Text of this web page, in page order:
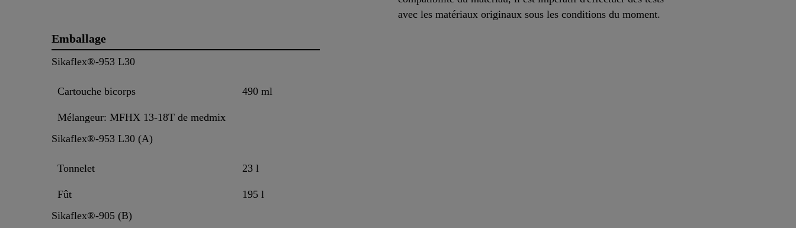
avec les matériaux originaux sous les conditions du moment.
Emballage
Sikaflex®-953 L30
Cartouche bicorps 490 ml
Mélangeur: MFHX 13-18T de medmix
Sikaflex®-953 L30 (A)
Tonnelet 23 l
Fût
195 l
Sikaflex®-905 (B)